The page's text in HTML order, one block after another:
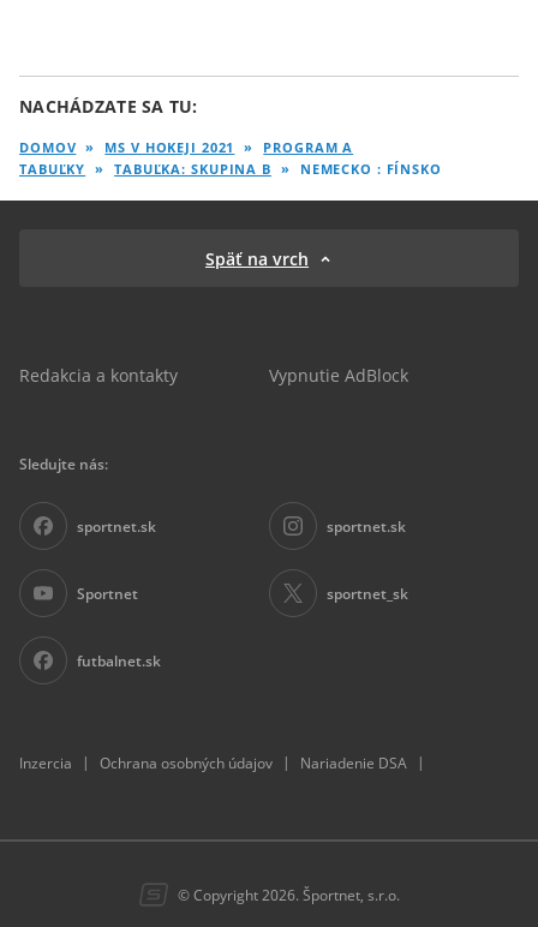
hod hod dní
G
k
u
0
S
n
o
NACHÁDZATE SA TU:
DOMOV » MS V HOKEJI 2021 »
PROGRAM A
TABUĽKY
» TABUĽKA: SKUPINA B » NEMECKO : FÍNSKO
Späť na vrch
Redakcia a kontakty Vypnutie AdBlock
Sledujte nás:
sportnet.sk sportnet.sk
Sportnet sportnet_sk
futbalnet.sk
Inzercia | Ochrana osobných údajov | Nariadenie DSA |
© Copyright 2026. Športnet, s.r.o.